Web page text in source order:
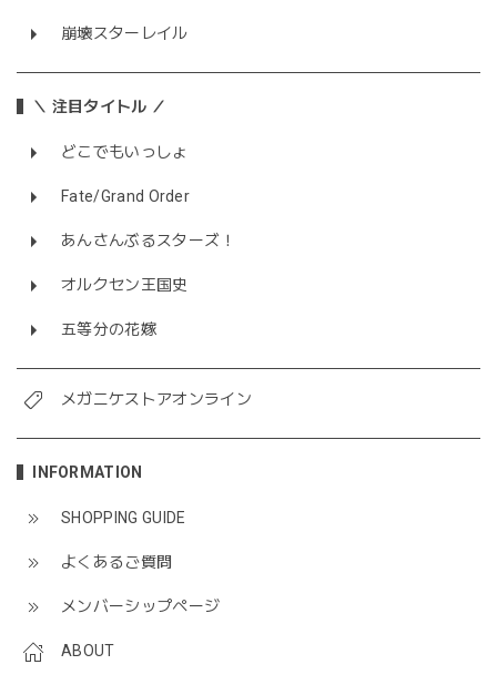
崩壊スターレイル
＼ 注目タイトル ／
どこでもいっしょ
Fate/Grand Order
あんさんぶるスターズ！
オルクセン王国史
五等分の花嫁
メガニケストアオンライン
INFORMATION
SHOPPING GUIDE
よくあるご質問
メンバーシップページ
ABOUT